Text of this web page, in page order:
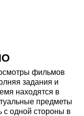
фильмов
задания и
находятся в
предметы
с одной стороны в